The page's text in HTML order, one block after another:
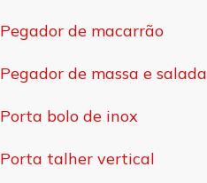
Pegador de macarrão
Pegador de massa e salada
Porta bolo de inox
Porta talher vertical